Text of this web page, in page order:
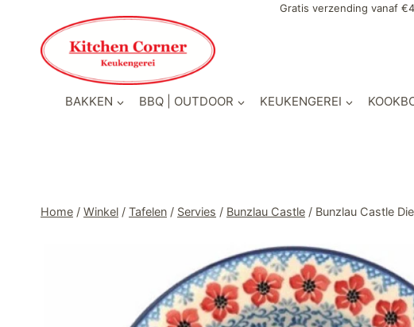
inhoud
Gratis verzending vanaf
BAKKEN BBQ | OUTDOOR KEUKENGEREI
Home / Winkel / Tafelen / Servies / Bunzlau Castle / Bunzlau Castle